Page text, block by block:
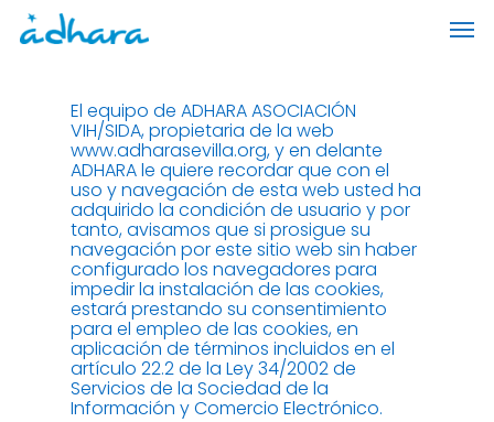
Skip
main
El equipo de ADHARA ASOCIACIÓN
VIH/SIDA, propietaria de la web
www.adharasevilla.org, y en delante
ADHARA le quiere recordar que con el
uso y navegación de esta web usted ha
adquirido la condición de usuario y por
tanto, avisamos que si prosigue su
navegación por este sitio web sin haber
configurado los navegadores para
impedir la instalación de las cookies,
estará prestando su consentimiento
para el empleo de las cookies, en
aplicación de términos incluidos en el
artículo 22.2 de la Ley 34/2002 de
Servicios de la Sociedad de la
Información y Comercio Electrónico.